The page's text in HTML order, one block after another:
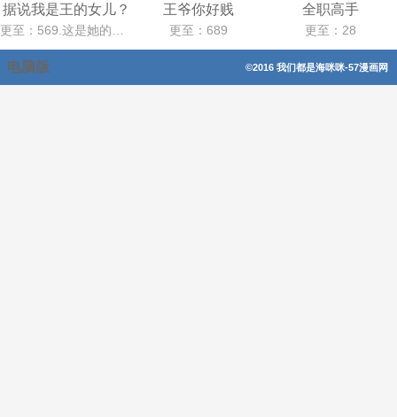
据说我是王的女儿？
更至：569.这是她的选择
王爷你好贱
更至：689
全职高手
更至：28
电脑版 ©2016 我们都是海咪咪-57漫画网